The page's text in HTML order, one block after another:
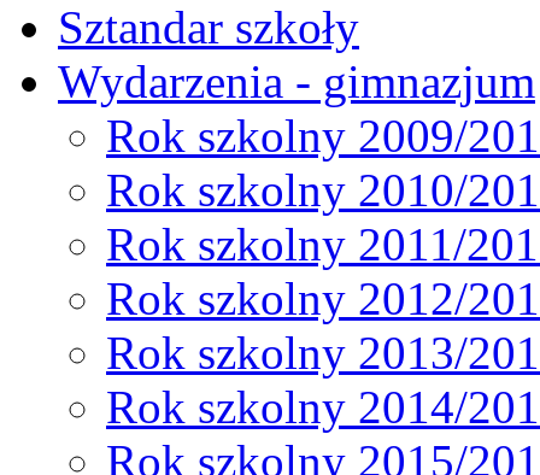
Sztandar szkoły
Wydarzenia - gimnazjum
Rok szkolny 2009/
Rok szkolny 2010/
Rok szkolny 2011/
Rok szkolny 2012/
Rok szkolny 2013/
Rok szkolny 2014/
Rok szkolny 2015/